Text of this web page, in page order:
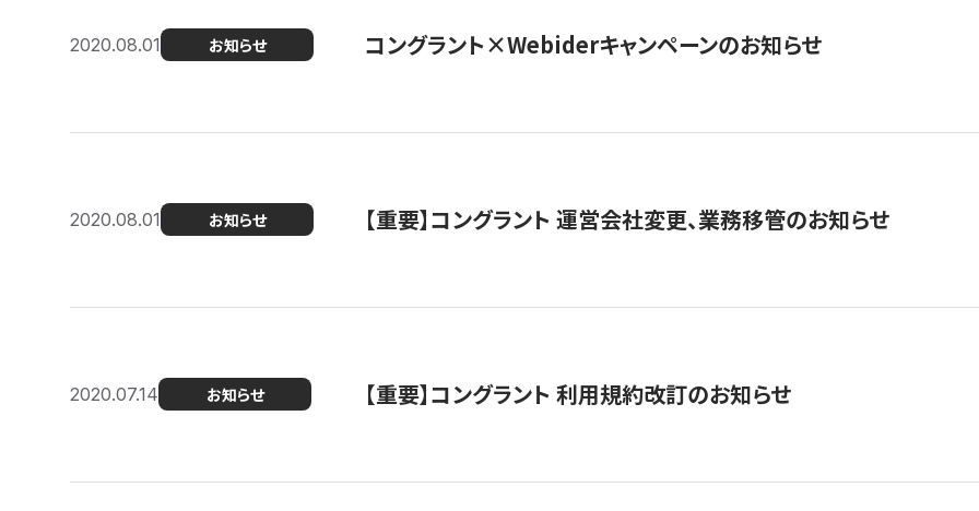
2020.08.01 お知らせ コングラント×Webiderキャンペーンのお知らせ
2020.08.01 お知らせ 【重要】コングラント 運営会社変更、業務移管のお知らせ
2020.07.14 お知らせ 【重要】コングラント 利用規約改訂のお知らせ